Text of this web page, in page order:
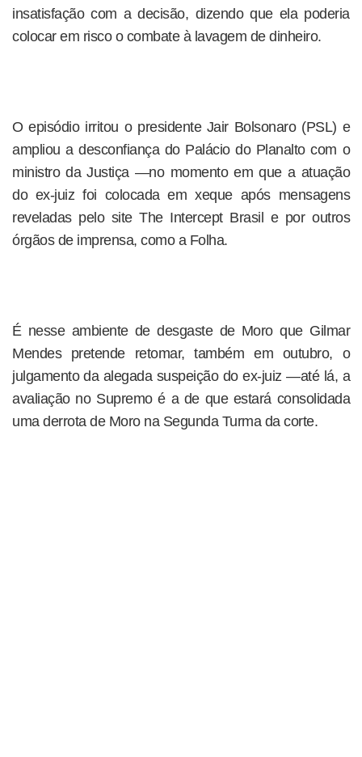
insatisfação com a decisão, dizendo que ela poderia
colocar em risco o combate à lavagem de dinheiro.
O episódio irritou o presidente Jair Bolsonaro (PSL) e
ampliou a desconfiança do Palácio do Planalto com o
ministro da Justiça —no momento em que a atuação
do ex-juiz foi colocada em xeque após mensagens
reveladas pelo site The Intercept Brasil e por outros
órgãos de imprensa, como a Folha.
É nesse ambiente de desgaste de Moro que Gilmar
Mendes pretende retomar, também em outubro, o
julgamento da alegada suspeição do ex-juiz —até lá, a
avaliação no Supremo é a de que estará consolidada
uma derrota de Moro na Segunda Turma da corte.